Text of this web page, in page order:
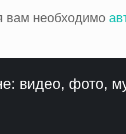
вам необходимо
видео, фото,